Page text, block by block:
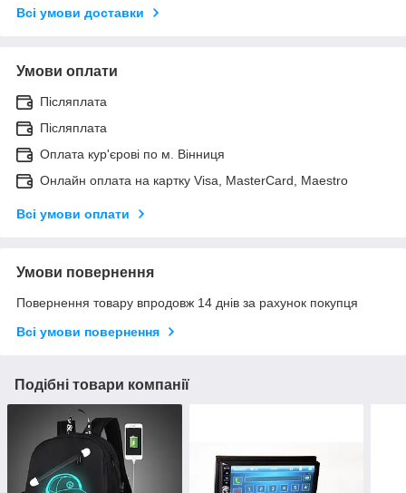
Всі умови доставки
Умови оплати
Післяплата
Післяплата
Оплата кур'єрові по м. Вінниця
Онлайн оплата на картку Visa, MasterCard, Maestro
Всі умови оплати
Умови повернення
Повернення товару впродовж 14 днів за рахунок покупця
Всі умови повернення
Подібні товари компанії